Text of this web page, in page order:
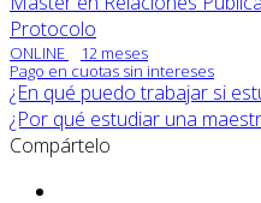
Protocolo
ONLINE
12 meses
Pago en cuotas sin intereses
¿En qué puedo trabajar si
¿Por qué estudiar una
Compártelo